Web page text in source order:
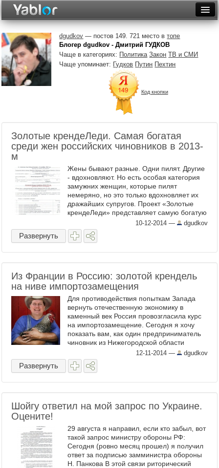
Неделя
Месяц
Рейтинги
Архив
Видеотоп
dgudkov — постов 149. 721 место втопе
Блогер dgudkov - Дмитрий ГУДКОВ
Чаще в категориях: Политика Закон ТВ и СМИ
Чаще упоминает: Гудков Путин Пехтин
Код кнопки
Золотые крендеЛеди. Самая богатая
среди жен российских чиновников в 2013-
м
Жены бывают разные. Одни пилят. Другие
- вдохновляют. Но есть особая категория
замужних женщин, которые пилят
немеряно, но это только вдохновляет их
дражайших супругов. Проект «Золотые
крендеЛеди» представляет самую богатую
среди жен российских чиновников за 2013-
й год . Как и в прошло ...
10-12-2014 — dgudkov
Развернуть
Из Франции в Россию: золотой крендель
на ниве импортозамещения
Для противодействия попыткам Запада
вернуть отечественную экономику в
каменный век Россия провозгласила курс
на импортозамещение. Сегодня я хочу
показать вам, как один предприниматель
чиновник из Нижегородской области
успешно перенес сельскохозяйственное
производство из Франции к себ ...
12-11-2014 — dgudkov
Развернуть
Шойгу ответил на мой запрос по Украине.
Оцените!
29 августа я направил, если кто забыл, вот
такой запрос министру обороны РФ:
Сегодня (ровно месяц прошел) я получил
ответ за подписью замминистра обороны
Н. Панкова В этой связи риторический